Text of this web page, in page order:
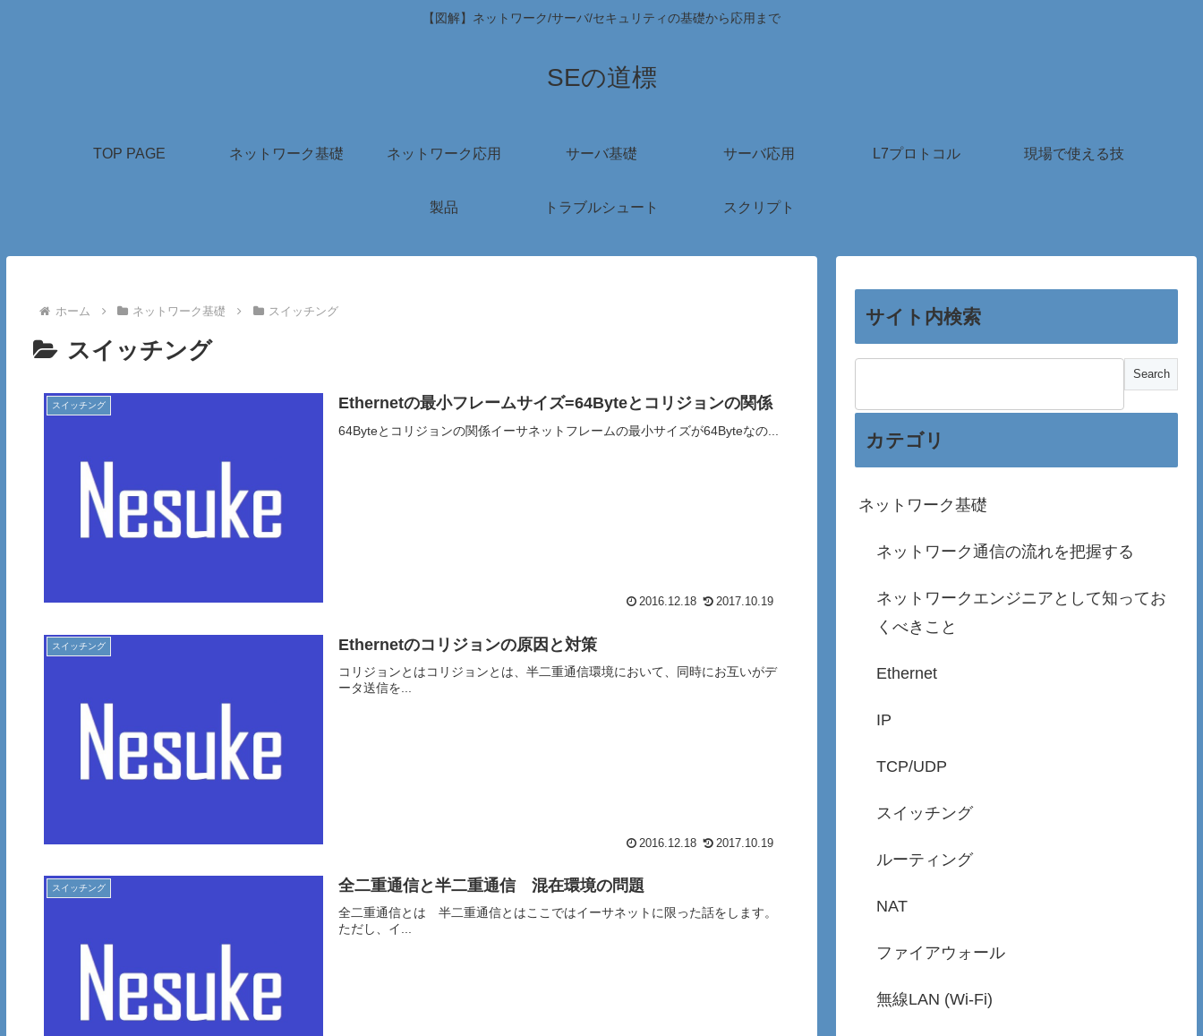
【図解】ネットワーク/サーバ/セキュリティの基礎から応用まで
SEの道標
TOP PAGE ネットワーク基礎 ネットワーク応用 サーバ基礎 サーバ応用 L7プロトコル 現場で使える技
製品 トラブルシュート スクリプト
ホーム ネットワーク基礎 スイッチング
スイッチング
スイッチング Ethernetの最小フレームサイズ=64Byteとコリジョンの関係
64Byteとコリジョンの関係イーサネットフレームの最小サイズが64Byteなの...
2016.12.18 2017.10.19
スイッチング Ethernetのコリジョンの原因と対策
コリジョンとはコリジョンとは、半二重通信環境において、同時にお互いがデ
ータ送信を...
2016.12.18 2017.10.19
スイッチング 全二重通信と半二重通信 混在環境の問題
全二重通信とは 半二重通信とはここではイーサネットに限った話をします。
ただし、イ...
サイト内検索
カテゴリ
ネットワーク基礎
ネットワーク通信の流れを把握する
ネットワークエンジニアとして知ってお
くべきこと
Ethernet
IP
TCP/UDP
スイッチング
ルーティング
NAT
ファイアウォール
無線LAN (Wi-Fi)